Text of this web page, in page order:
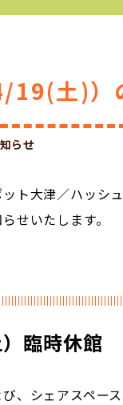
19(土)）
らせ
ト大津／ハッシ
せいたします。
臨時休館
、シェアスペー